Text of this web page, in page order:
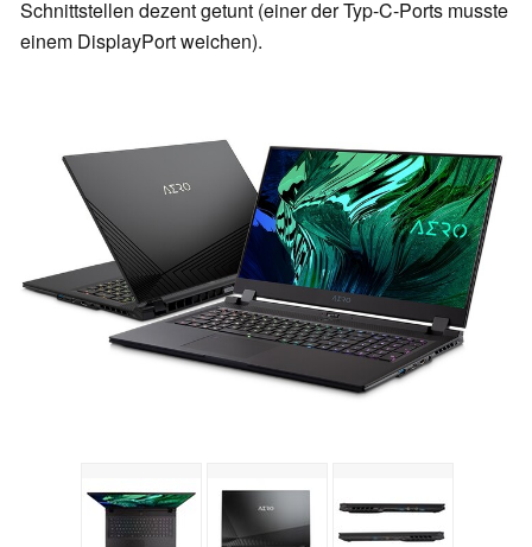
Schnittstellen dezent getunt (einer der Typ-C-Ports musste
einem DisplayPort weichen).